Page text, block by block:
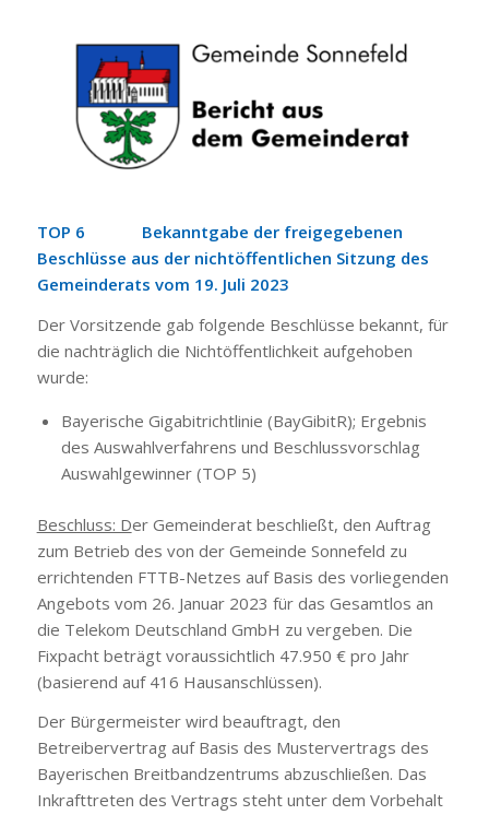
TOP 6 Bekanntgabe der freigegebenen
Beschlüsse aus der nichtöffentlichen Sitzung des
Gemeinderats vom 19. Juli 2023
Der Vorsitzende gab folgende Beschlüsse bekannt, für
die nachträglich die Nichtöffentlichkeit aufgehoben
wurde:
Bayerische Gigabitrichtlinie (BayGibitR); Ergebnis
des Auswahlverfahrens und Beschlussvorschlag
Auswahlgewinner (TOP 5)
Beschluss: Der Gemeinderat beschließt, den Auftrag
zum Betrieb des von der Gemeinde Sonnefeld zu
errichtenden FTTB-Netzes auf Basis des vorliegenden
Angebots vom 26. Januar 2023 für das Gesamtlos an
die Telekom Deutschland GmbH zu vergeben. Die
Fixpacht beträgt voraussichtlich 47.950 € pro Jahr
(basierend auf 416 Hausanschlüssen).
Der Bürgermeister wird beauftragt, den
Betreibervertrag auf Basis des Mustervertrags des
Bayerischen Breitbandzentrums abzuschließen. Das
Inkrafttreten des Vertrags steht unter dem Vorbehalt